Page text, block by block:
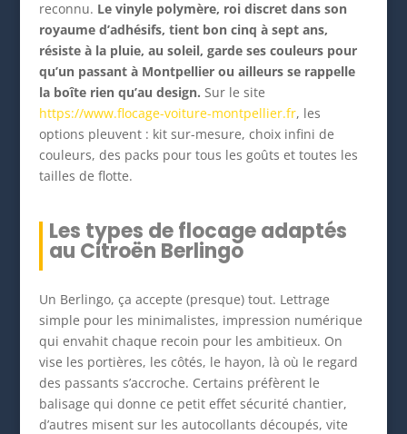
reconnu. Le vinyle polymère, roi discret dans son
royaume d’adhésifs, tient bon cinq à sept ans,
résiste à la pluie, au soleil, garde ses couleurs pour
qu’un passant à Montpellier ou ailleurs se rappelle
la boîte rien qu’au design. Sur le site
https://www.flocage-voiture-montpellier.fr, les
options pleuvent : kit sur-mesure, choix infini de
couleurs, des packs pour tous les goûts et toutes les
tailles de flotte.
Les types de flocage adaptés
au Citroën Berlingo
Un Berlingo, ça accepte (presque) tout. Lettrage
simple pour les minimalistes, impression numérique
qui envahit chaque recoin pour les ambitieux. On
vise les portières, les côtés, le hayon, là où le regard
des passants s’accroche. Certains préfèrent le
balisage qui donne ce petit effet sécurité chantier,
d’autres misent sur les autocollants découpés, vite